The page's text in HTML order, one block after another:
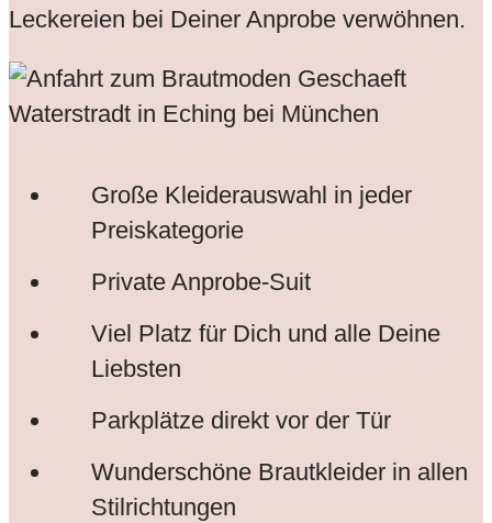
Leckereien bei Deiner Anprobe verwöhnen.
Große Kleiderauswahl in jeder
Preiskategorie
Private Anprobe-Suit
Viel Platz für Dich und alle Deine
Liebsten
Parkplätze direkt vor der Tür
Wunderschöne Brautkleider in allen
Stilrichtungen